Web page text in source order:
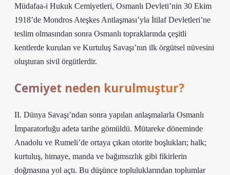
Müdafaa-i Hukuk Cemiyetleri, Osmanlı Devleti’nin 30 Ekim
1918’de Mondros Ateşkes Antlaşması’yla İtilaf Devletleri’ne
teslim olmasından sonra Osmanlı topraklarında çeşitli
kentlerde kurulan ve Kurtuluş Savaşı’nın ilk örgütsel nüvesini
oluşturan sivil örgütlerdir.
Cemiyet neden kurulmuştur?
II. Dünya Savaşı’ndan sonra yapılan anlaşmalarla Osmanlı
İmparatorluğu adeta tarihe gömüldü. Mütareke döneminde
Anadolu ve Rumeli’de ortaya çıkan otorite boşlukları; halk;
kurtuluş, himaye, manda ve bağımsızlık gibi fikirlerin
doğmasına yol açtı. Bu düşünce topluluklarından toplumlar